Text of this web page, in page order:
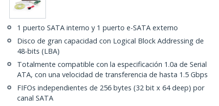
1 puerto SATA interno y 1 puerto e-SATA externo
Disco de gran capacidad con Logical Block Addressing de
48-bits (LBA)
Totalmente compatible con la especificación 1.0a de Serial
ATA, con una velocidad de transferencia de hasta 1.5 Gbps
FIFOs independientes de 256 bytes (32 bit x 64 deep) por
canal SATA